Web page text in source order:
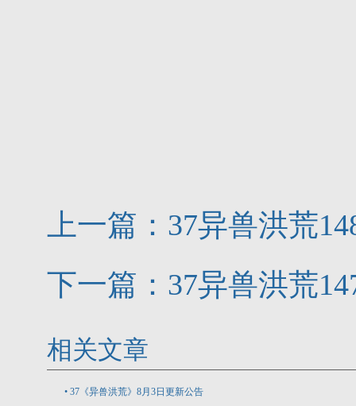
上一篇： 37异兽洪荒
下一篇： 37异兽洪荒
相关文章
• 37《异兽洪荒》8月3日更新公告